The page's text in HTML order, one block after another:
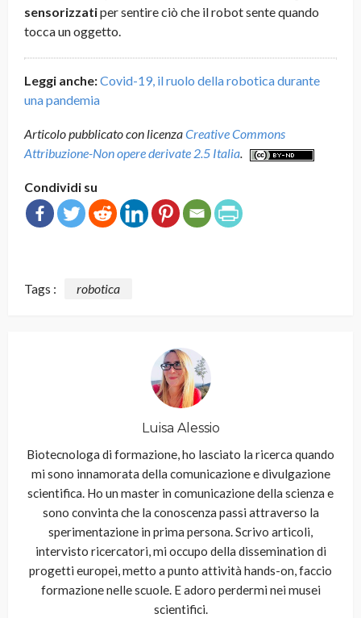
sensorizzatiper sentire ciò che il robot sente quando
tocca un oggetto.
Leggi anche:Covid-19, il ruolo della robotica durante
una pandemia
Articolo pubblicato con licenzaCreative Commons
Attribuzione-Non opere derivate 2.5 Italia.
Condividi su
Tags : robotica
Luisa Alessio
Biotecnologa di formazione, ho lasciato la ricerca quando
mi sono innamorata della comunicazione e divulgazione
scientifica. Ho un master in comunicazione della scienza e
sono convinta che la conoscenza passi attraverso la
sperimentazione in prima persona. Scrivo articoli,
intervisto ricercatori, mi occupo della dissemination di
progetti europei, metto a punto attività hands-on, faccio
formazione nelle scuole. E adoro perdermi nei musei
scientifici.